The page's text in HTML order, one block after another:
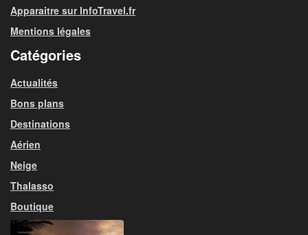
Apparaitre sur InfoTravel.fr
Mentions légales
Catégories
Actualités
Bons plans
Destinations
Aérien
Neige
Thalasso
Boutique